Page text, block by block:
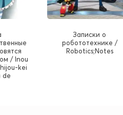
/ Inou
kei
de
Записки о
робототехнике /
Robotics;Notes